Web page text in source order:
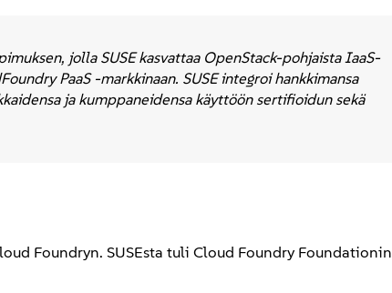
jolla SUSE kasvattaa OpenStack-pohjaista IaaS-
PaaS -markkinaan. SUSE integroi hankkimansa
ja kumppaneidensa käyttöön sertifioidun sekä
Foundryn. SUSEsta tuli Cloud Foundry Foundationin